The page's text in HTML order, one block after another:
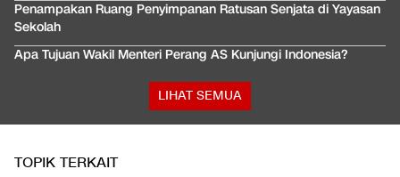
Penampakan Ruang Penyimpanan Ratusan Senjata di Yayasan
Sekolah
Apa Tujuan Wakil Menteri Perang AS Kunjungi Indonesia?
LIHAT SEMUA
TOPIK TERKAIT